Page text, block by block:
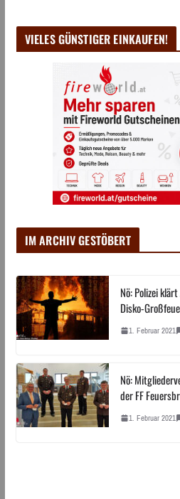
VIELES GÜNSTIGER EINKAUFEN!
IM ARCHIV GESTÖBERT
Nö: Polizei
Disko-
1. Februar 2021
Nö:
der FF
1. Februar 2021